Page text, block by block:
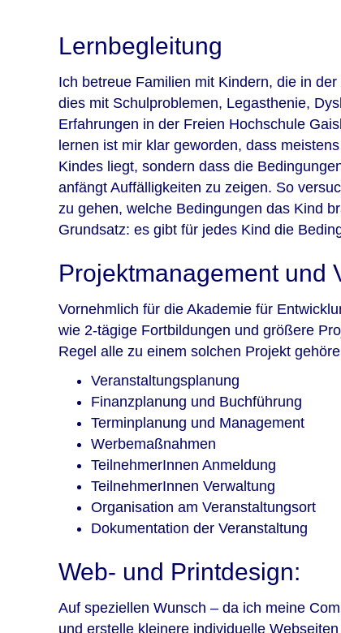
Lernbegleitung
Ich betreue Familien mit Kindern, die in
dies mit Schulproblemen, Legasthenie,
Erfahrungen in der Freien Hochschule
lernen ist mir klar geworden, dass
Kindes liegt, sondern dass die
anfängt Auffälligkeiten zu zeigen. So
zu gehen, welche Bedingungen das Kind
Grundsatz: es gibt für jedes Kind die
Projektmanagement und
Vornehmlich für die Akademie für
wie 2-tägige Fortbildungen und größere
Regel alle zu einem solchen Projekt
Veranstaltungsplanung
Finanzplanung und Buchführung
Terminplanung und Management
Werbemaßnahmen
TeilnehmerInnen Anmeldung
TeilnehmerInnen Verwaltung
Organisation am Veranstaltungsort
Dokumentation der Veranstaltung
Web- und Printdesign:
Auf speziellen Wunsch – da ich meine
und erstelle kleinere individuelle